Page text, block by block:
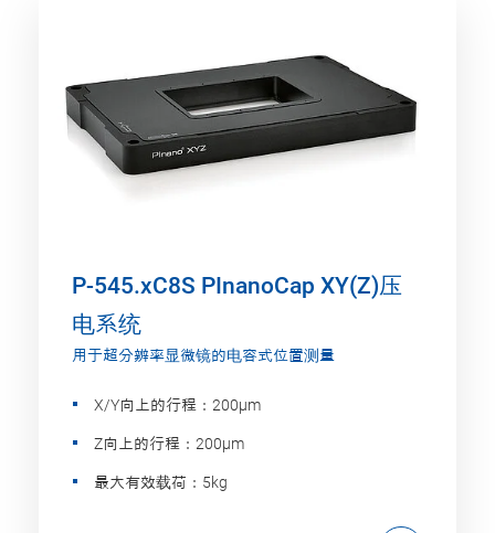
P-545.xC8S PInanoCap XY(Z)压
电系统
用于超分辨率显微镜的电容式位置测量
X/Y向上的行程：200µm
Z向上的行程：200µm
最大有效载荷：5kg